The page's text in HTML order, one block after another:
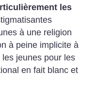
les
à une religion
à peine implicite à
les jeunes pour les
en fait blanc et